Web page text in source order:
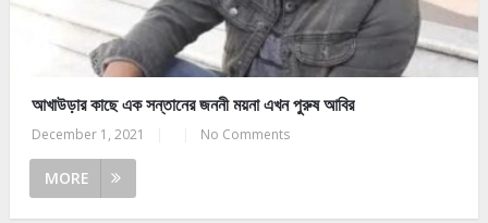
আখাউড়ার কাছে এক সন্তানের জননী ময়না এখন পুরুষ আবির
December 1, 2021 No Comments
MORE